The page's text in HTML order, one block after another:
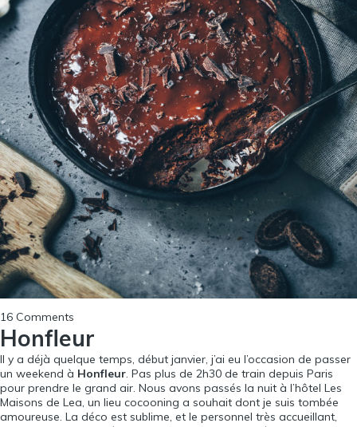
16 Comments
Honfleur
Il y a déjà quelque temps, début janvier, j’ai eu l’occasion de passer
un weekend à Honfleur. Pas plus de 2h30 de train depuis Paris
pour prendre le grand air. Nous avons passés la nuit à l’hôtel Les
Maisons de Lea, un lieu cocooning a souhait dont je suis tombée
amoureuse. La déco est sublime, et le personnel très accueillant,